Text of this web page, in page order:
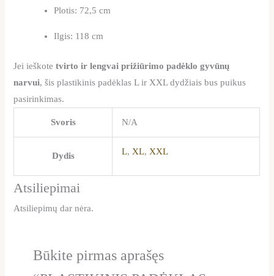
Plotis: 72,5 cm
Ilgis: 118 cm
Jei ieškotetvirto ir lengvai prižiūrimo padėklo gyvūnų
narvui, šis plastikinis padėklas L ir XXL dydžiais bus puikus
pasirinkimas.
Svoris N/A
Dydis L, XL, XXL
Atsiliepimai
Atsiliepimų dar nėra.
Būkite pirmas aprašęs